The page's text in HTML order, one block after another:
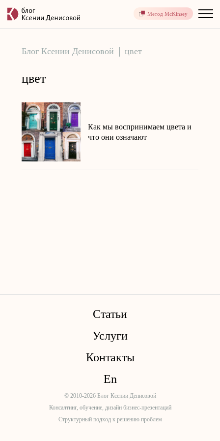
Метод McKinsey
Блог Ксении Денисовой цвет
цвет
Как мы воспринимаем цвета и
что они означают
Статьи
Услуги
Контакты
En
© 2010-2026 Блог Ксении Денисовой
Консалтинг, обучение, дизайн бизнес-презентаций
Структурный подход к решению проблем